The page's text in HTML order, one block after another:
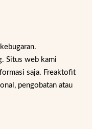
Situs web kami
saja. Freaktofit
pengobatan atau